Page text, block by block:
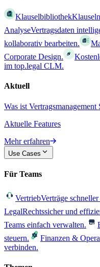
Klauselbibliothek
AnalyseVertragsdaten
kollaborativ bearbeiten.
Corporate Design.
im top.legal CLM.
Aktuell
Was ist Vertragsmanagement
Aktuelle Features
Mehr erfahren
Use Cases
Für Teams
VertriebVerträge
LegalRechtssicher und
Teams einfach verwalten.
steuern.
Finanzen &
verbinden.